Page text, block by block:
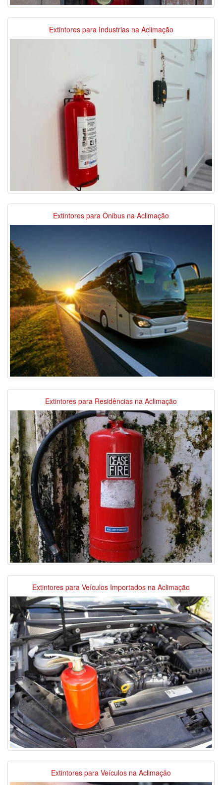
Extintores para Industrias na Aclimação
Extintores para Ônibus na Aclimação
Extintores para Residências na Aclimação
Extintores para Veículos Importados na Aclimação
Extintores para Veículos na Aclimação